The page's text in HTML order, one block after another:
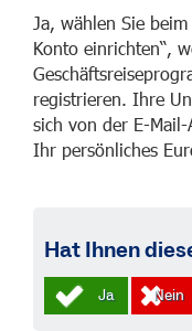
Ja, wählen Sie
Konto einrichten“,
registrieren. Ihre
sich von der E-
Ihr persönliches
Hat Ihnen